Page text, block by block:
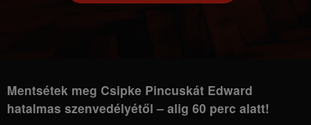
Mentsétek meg Csipke Pincuskát Edward
hatalmas szenvedélyétől – alig 60 perc alatt!